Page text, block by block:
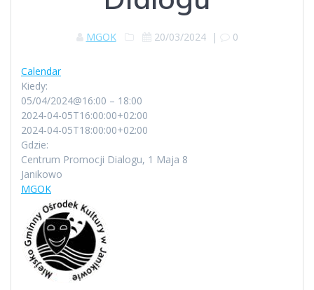
MGOK 20/03/2024| 0
Calendar
Kiedy:
05/04/2024@16:00 – 18:00
2024-04-05T16:00:00+02:00
2024-04-05T18:00:00+02:00
Gdzie:
Centrum Promocji Dialogu, 1 Maja 8
Janikowo
MGOK